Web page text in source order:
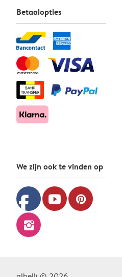
Betaalopties
We zijn ook te vinden op
facebook youtube pinterest
instagram